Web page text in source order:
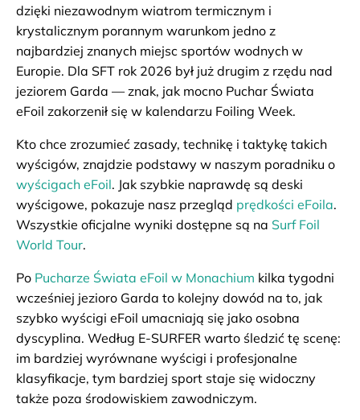
dzięki niezawodnym wiatrom termicznym i
krystalicznym porannym warunkom jedno z
najbardziej znanych miejsc sportów wodnych w
Europie. Dla SFT rok 2026 był już drugim z rzędu nad
jeziorem Garda — znak, jak mocno Puchar Świata
eFoil zakorzenił się w kalendarzu Foiling Week.
Kto chce zrozumieć zasady, technikę i taktykę takich
wyścigów, znajdzie podstawy w naszym poradniku o
wyścigach eFoil. Jak szybkie naprawdę są deski
wyścigowe, pokazuje nasz przegląd prędkości eFoila.
Wszystkie oficjalne wyniki dostępne są na Surf Foil
World Tour.
Po Pucharze Świata eFoil w Monachium kilka tygodni
wcześniej jezioro Garda to kolejny dowód na to, jak
szybko wyścigi eFoil umacniają się jako osobna
dyscyplina. Według E-SURFER warto śledzić tę scenę:
im bardziej wyrównane wyścigi i profesjonalne
klasyfikacje, tym bardziej sport staje się widoczny
także poza środowiskiem zawodniczym.